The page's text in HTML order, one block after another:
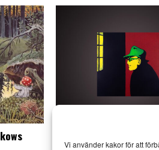
Vi använder kakor för att